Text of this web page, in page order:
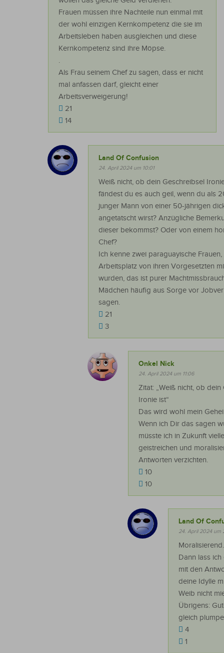
Frauen müssen ihre Nachteile nun einmal mit
der wohl einzigen Kernkompetenz die sie im
Arbeitsleben haben ausgleichen und diese
Kernkompetenz sind ihre Möpse.
.
Als Frau seinem Chef zu sagen, dass er nicht
mal anfassen darf, gleicht einer
Arbeitsverweigerung!
21
14
Land Of Confusion
24. April 2024 um 10:01
Weiß nicht, ob dein Geschreibsel
fändest du es auch geil, wenn du als
junger Mann von einer 50-jährigen
angetatscht wirst? Anzügliche
dieser bekommst? Oder von einem
Chef?
Ich kenne zwei paraguayische
Arbeitsplatz von ihren Vorgesetzten
wurden, das ist purer
Mädchen häufig aus Sorge vor
sagen.
21
3
Onkel Nick
24. April 2024 um 11:06
Zitat: „Weiß nicht, ob dein
Ironie ist“
Das wird wohl mein
Wenn ich Dir das sagen
müsste ich in Zukunft
geistreichen und
Antworten verzichten.
10
10
Land Of
24. April 2024 um
Dann lass
mit den
deine Idylle
Weib nicht
Übrigens:
gleich
4
1